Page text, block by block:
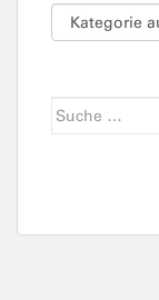
Kategorien
Suche